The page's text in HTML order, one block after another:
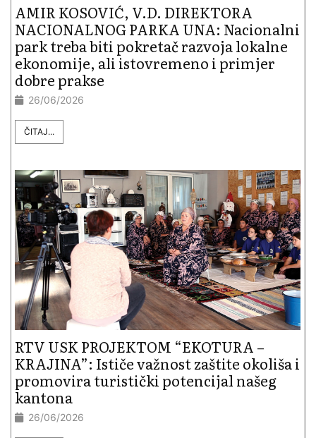
AMIR KOSOVIĆ, V.D. DIREKTORA
NACIONALNOG PARKA UNA: Nacionalni
park treba biti pokretač razvoja lokalne
ekono­mije, ali istovremeno i primjer
dobre prakse
26/06/2026
ČITAJ...
RTV USK PROJEKTOM “EKOTURA –
KRAJINA”: Ističe važnost zaštite okoliša i
promovira turistički potencijal našeg
kantona
26/06/2026